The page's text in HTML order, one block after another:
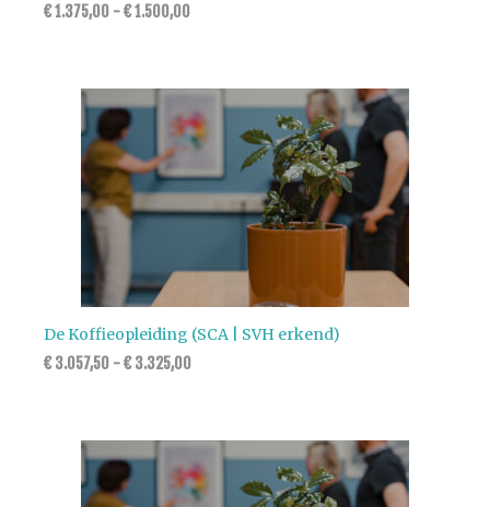
€1.375,00 -€1.500,00
De Koffieopleiding (SCA | SVH erkend)
€3.057,50 -€3.325,00